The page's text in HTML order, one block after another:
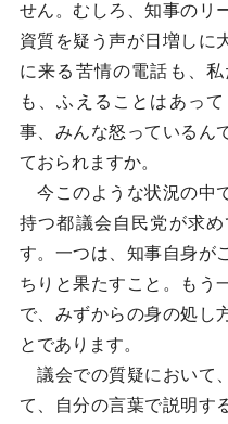
せん。むしろ、知事のリ
資質を疑う声が日増しに
に来る苦情の電話も、
も、ふえることはあっ
事、みんな怒っているん
ておられますか。
今このような状況の中
持つ都議会自民党が求
す。一つは、知事自身が
ちりと果たすこと。もう
で、みずからの身の処し
とであります。
議会での質疑において
て、自分の言葉で説明す